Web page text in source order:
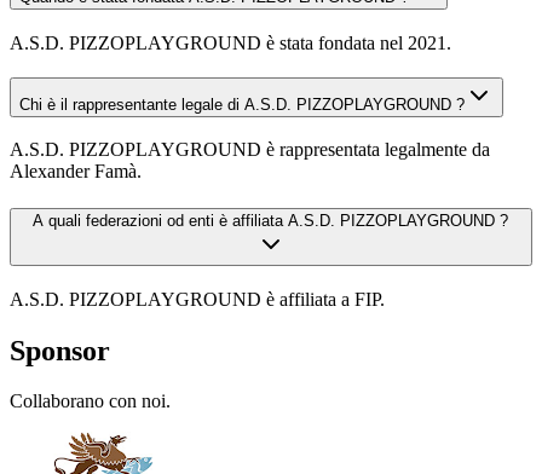
A.S.D. PIZZOPLAYGROUND è stata fondata nel 2021.
Chi è il rappresentante legale di A.S.D. PIZZOPLAYGROUND ?
A.S.D. PIZZOPLAYGROUND è rappresentata legalmente da
Alexander Famà.
A quali federazioni od enti è affiliata A.S.D. PIZZOPLAYGROUND ?
A.S.D. PIZZOPLAYGROUND è affiliata a FIP.
Sponsor
Collaborano con noi.